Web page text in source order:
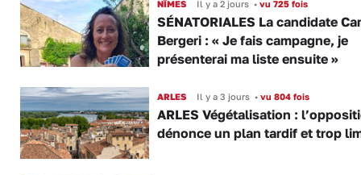
NÎMES Il y a 2 jours •vu 725 fois
SÉNATORIALES La candidate
Bergeri : « Je fais campagne, je
présenterai ma liste ensuite »
ARLES Il y a 3 jours •vu 804 fois
ARLES Végétalisation :
dénonce un plan tardif et trop